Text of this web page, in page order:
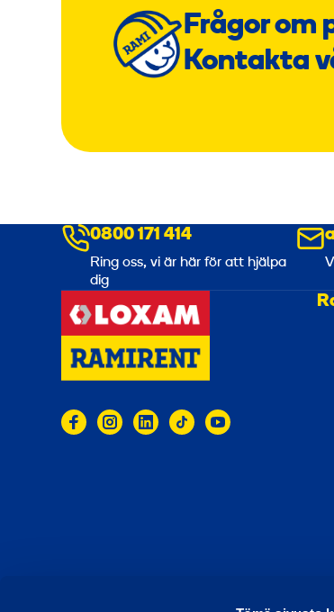
Frågor om
Kontakta
0800 171 414
Ring oss, vi är här för att hjälpa
dig